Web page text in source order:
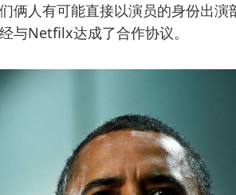
俩人有可能直接以演员的身份出演
与Netfilx达成了合作协议。